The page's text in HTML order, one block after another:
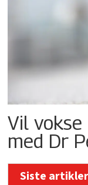
Vil
med Dr
Siste